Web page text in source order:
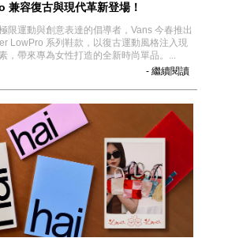
兼容復古與現代革新登場！
限運動與創意表達的倡導者，Vans 今春推出
LowPro 系列鞋款，以復古運動風格注入現
，帶來專為女性打造的全新時尚單品。...
- 繼續閱讀